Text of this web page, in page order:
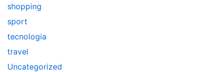
shopping
sport
tecnologia
travel
Uncategorized